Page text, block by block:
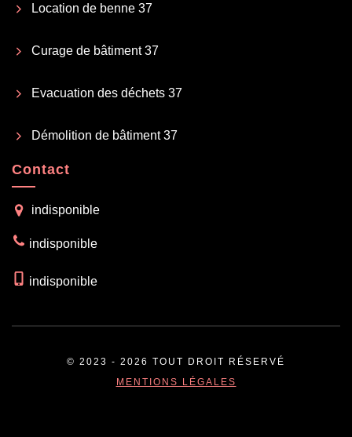
Location de benne 37
Curage de bâtiment 37
Evacuation des déchets 37
Démolition de bâtiment 37
Contact
indisponible
indisponible
indisponible
© 2023 - 2026 TOUT DROIT RÉSERVÉ
MENTIONS LÉGALES